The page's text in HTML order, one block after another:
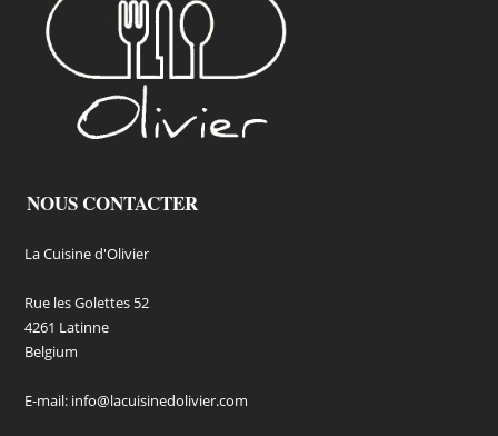
NOUS CONTACTER
La Cuisine d'Olivier
Rue les Golettes 52
4261 Latinne
Belgium
E-mail: info@lacuisinedolivier.com